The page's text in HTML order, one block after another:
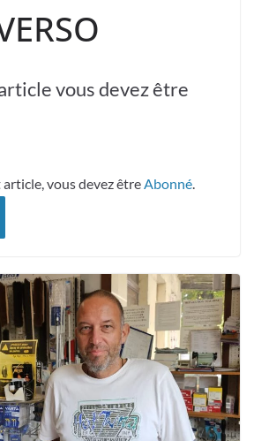
vous devez être
article, vous devez êtreAbonné.